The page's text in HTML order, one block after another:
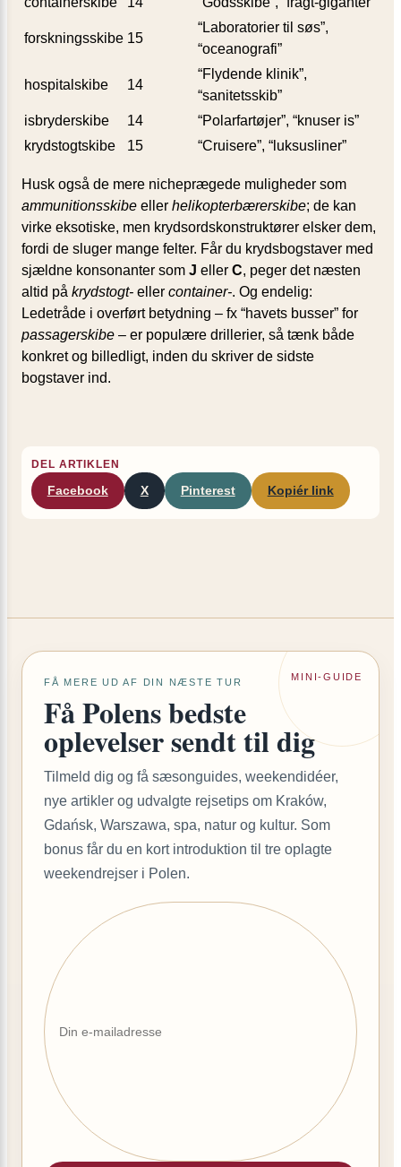
forskningsskibe 15
“Laboratorier til søs”,
“oceanografi”
hospitalskibe 14
“Flydende klinik”,
“sanitetsskib”
isbryderskibe
14
“Polarfartøjer”, “knuser is”
krydstogtskibe
15 “Cruisere”, “luksusliner”
Husk også de mere nicheprægede muligheder som
ammunitionsskibe eller helikopterbærerskibe; de kan
virke eksotiske, men krydsordskonstruktører elsker dem,
fordi de sluger mange felter. Får du krydsbogstaver med
sjældne konsonanter som J eller C, peger det næsten
altid på krydstogt- eller container-. Og endelig:
Ledetråde i overført betydning – fx “havets busser” for
passagerskibe – er populære drillerier, så tænk både
konkret og billedligt, inden du skriver de sidste
bogstaver ind.
DEL ARTIKLEN
Facebook X Pinterest Kopiér link
MINI-GUIDE
FÅ MERE UD AF DIN NÆSTE TUR
Få Polens bedste
oplevelser sendt til dig
Tilmeld dig og få sæsonguides, weekendidéer,
nye artikler og udvalgte rejsetips om Kraków,
Gdańsk, Warszawa, spa, natur og kultur. Som
bonus får du en kort introduktion til tre oplagte
weekendrejser i Polen.